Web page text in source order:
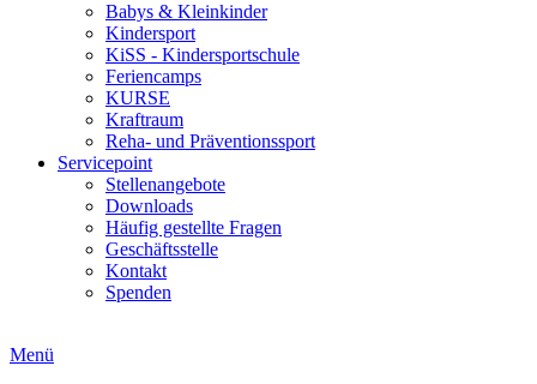
Babys & Kleinkinder
Kindersport
KiSS - Kindersportschule
Feriencamps
KURSE
Kraftraum
Reha- und Präventionssport
Servicepoint
Stellenangebote
Downloads
Häufig gestellte Fragen
Geschäftsstelle
Kontakt
Spenden
Menü